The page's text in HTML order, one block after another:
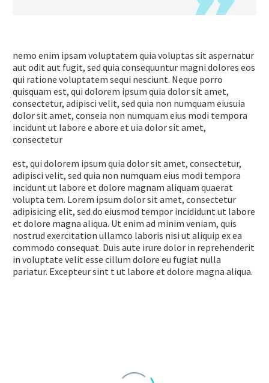
nemo enim ipsam voluptatem quia voluptas sit aspernatur
aut odit aut fugit, sed quia consequuntur magni dolores eos
qui ratione voluptatem sequi nesciunt. Neque porro
quisquam est, qui dolorem ipsum quia dolor sit amet,
consectetur, adipisci velit, sed quia non numquam eiusuia
dolor sit amet, conseia non numquam eius modi tempora
incidunt ut labore e abore et uia dolor sit amet,
consectetur
est, qui dolorem ipsum quia dolor sit amet, consectetur,
adipisci velit, sed quia non numquam eius modi tempora
incidunt ut labore et dolore magnam aliquam quaerat
volupta tem. Lorem ipsum dolor sit amet, consectetur
adipisicing elit, sed do eiusmod tempor incididunt ut labore
et dolore magna aliqua. Ut enim ad minim veniam, quis
nostrud exercitation ullamco laboris nisi ut aliquip ex ea
commodo consequat. Duis aute irure dolor in reprehenderit
in voluptate velit esse cillum dolore eu fugiat nulla
pariatur. Excepteur sint t ut labore et dolore magna aliqua.